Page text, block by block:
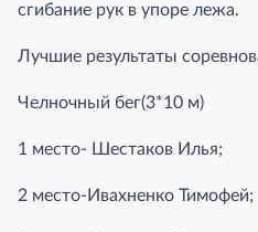
сгибание рук в упоре лежа.
Лучшие результаты
Челночный бег(3*10 м)
1 место- Шестаков Илья;
2 место-Ивахненко Тимофей;